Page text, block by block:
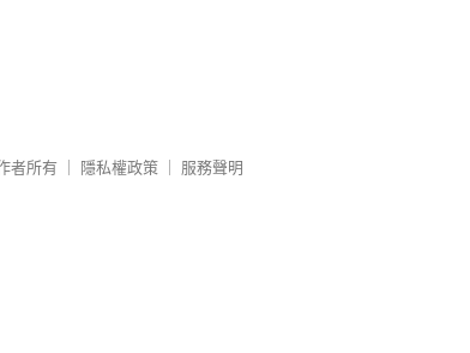
者所有 隱私權政策 服務聲明